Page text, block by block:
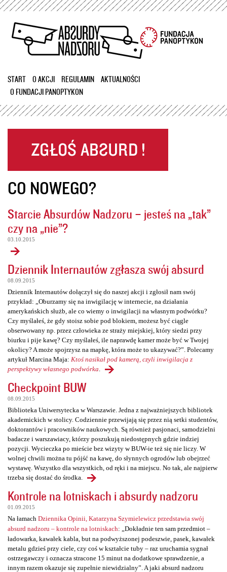
Przejdź
treści
START O AKCJI REGULAMIN
AKTUALNOŚCI
O FUNDACJI PANOPTYKON
CO NOWEGO?
Starcie Absurdów Nadzoru – jesteś na „tak”
czy na „nie”?
03.10.2015
Dziennik Internautów zgłasza swój absurd
08.09.2015
Dziennik Internautów dołączył się do naszej akcji i zgłosił nam swój
przykład: „Oburzamy się na inwigilację w internecie, na działania
amerykańskich służb, ale co wiemy o inwigilacji na własnym podwórku?
Czy myślałeś, że gdy stoisz sobie pod blokiem, możesz być ciągle
obserwowany np. przez człowieka ze straży miejskiej, który siedzi przy
biurku i pije kawę? Czy myślałeś, ile naprawdę kamer może być w Twojej
okolicy? A może spojrzysz na mapkę, która może to ukazywać?”. Polecamy
artykuł Marcina Maja: Ktoś nasikał pod kamerą, czyli inwigilacja z
perspektywy własnego podwórka
Checkpoint BUW
08.09.2015
Biblioteka Uniwersytecka w Warszawie. Jedna z najważniejszych bibliotek
akademickich w stolicy. Codziennie przewijają się przez nią setki studentów,
doktorantów i pracowników naukowych. Są również pasjonaci, samodzielni
badacze i warszawiacy, którzy poszukują niedostępnych gdzie indziej
pozycji. Wycieczka po mieście bez wizyty w BUW-ie też się nie liczy. W
wolnej chwili można tu pójść na kawę, do słynnych ogrodów lub obejrzeć
wystawę. Wszystko dla wszystkich, od ręki i na miejscu. No tak, ale najpierw
trzeba się dostać do środka.
Kontrole na lotniskach i absurdy nadzoru
01.09.2015
Na łamach Dziennika Opinii, Katarzyna Szymielewicz przedstawia swój
absurd nadzoru – kontrole na lotniskach: „Dokładnie ten sam przedmiot –
ładowarka, kawałek kabla, but na podwyższonej podeszwie, pasek, kawałek
metalu gdzieś przy ciele, czy coś w kształcie tuby – raz uruchamia sygnał
ostrzegawczy i oznacza stracone 15 minut na dodatkowe sprawdzenie, a
innym razem okazuje się zupełnie niewidzialny”. A jaki absurd nadzoru